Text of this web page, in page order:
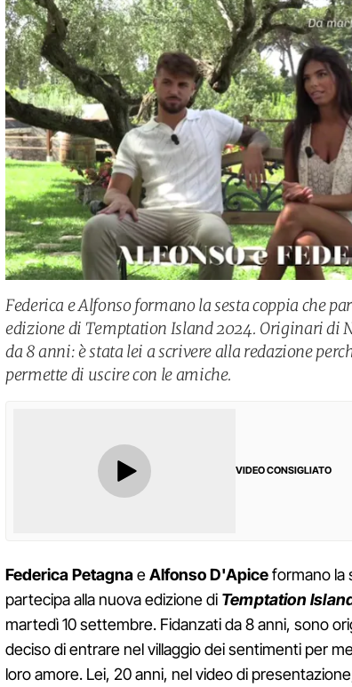
Federica e Alfonso formano la sesta coppia che
edizione di Temptation Island 2024. Originari di
da 8 anni: è stata lei a scrivere alla redazione
permette di uscire con le amiche.
VIDEO CONSIGLIATO
FedericaPetagnaeAlfonso D'Apiceformano la
partecipa alla nuova edizione di Temptation
martedì 10 settembre. Fidanzati da 8 anni, sono
deciso di entrare nel villaggio dei sentimenti per
loro amore. Lei, 20 anni, nel video di